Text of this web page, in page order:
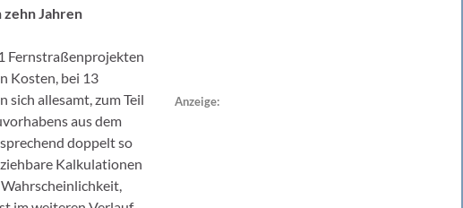
Jahren
Fernstraßenprojekten
Kosten, bei 13
allesamt, zum Teil
aus dem
doppelt so
Kalkulationen
Anzeige: